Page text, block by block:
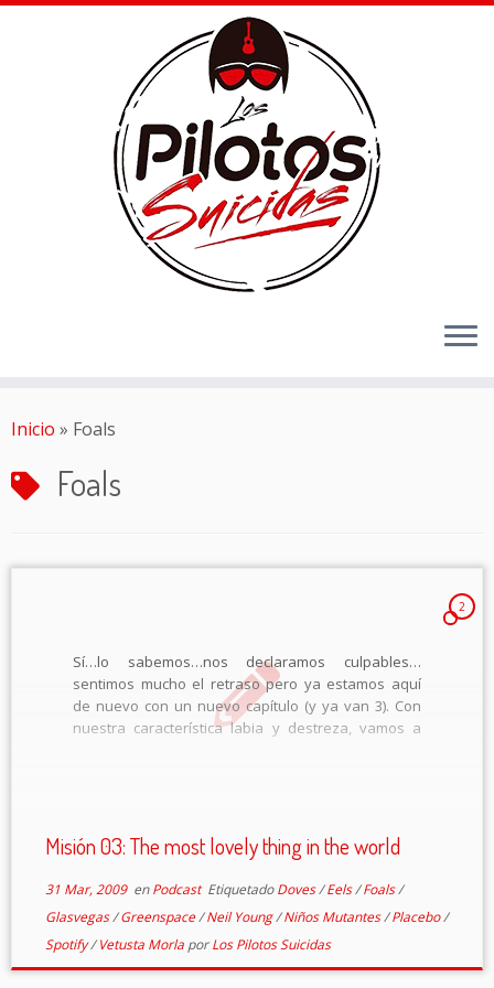
Inicio » Foals
Foals
2
Sí…lo sabemos…nos declaramos culpables…
sentimos mucho el retraso pero ya estamos aquí
de nuevo con un nuevo capítulo (y ya van 3). Con
nuestra característica labia y destreza, vamos a
Misión 03: The most lovely thing in the world
31 Mar, 2009enPodcast EtiquetadoDoves/Eels/Foals/
Glasvegas/Greenspace/Neil Young/Niños Mutantes/Placebo/
Spotify/Vetusta Morla porLos Pilotos Suicidas